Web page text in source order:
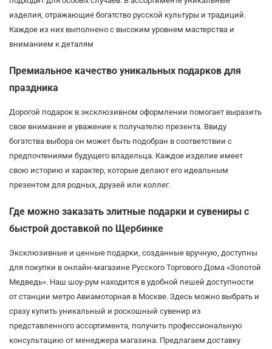
изделия, отражающие богатство русской культуры и традиций.
Каждое из них выполнено с высоким уровнем мастерства и
вниманием к деталям
Премиальное качество уникальных подарков для
праздника
Дорогой подарок в эксклюзивном оформлении помогает выразить
свое внимание и уважение к получателю презента. Ввиду
богатства выбора он может быть подобран в соответствии с
предпочтениями будущего владельца. Каждое изделие имеет
свою историю и характер, которые делают его идеальным
презентом для родных, друзей или коллег.
Где можно заказать элитные подарки и сувениры с
быстрой доставкой по Щербинке
Эксклюзивные и ценные подарки, созданные вручную, доступны
для покупки в онлайн-магазине Русского Торгового Дома «Золотой
Медведь». Наш шоу-рум находится в удобной пешей доступности
от станции метро Авиамоторная в Москве. Здесь можно выбрать и
сразу купить уникальный и роскошный сувенир из
представленного ассортимента, получить профессиональную
консультацию от менеджера магазина. Предлагаем доставку